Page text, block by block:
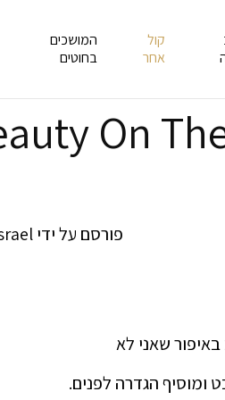
קול
אחר
המושכים
בחוטים
On
פורסם על ידי
שאני לא
ומוסיף הגדרה לפנים.